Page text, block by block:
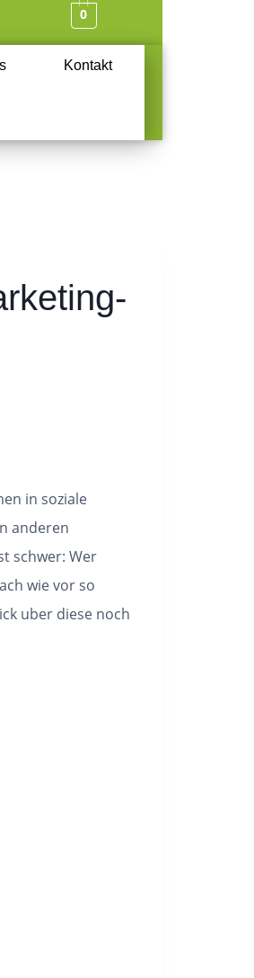
0
Kontakt
in soziale
anderen
schwer: Wer
wie vor so
uber diese noch